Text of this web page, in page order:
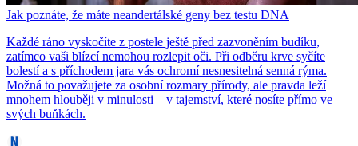
Jak poznáte, že máte neandertálské geny bez testu DNA
Každé ráno vyskočíte z postele ještě před zazvoněním budíku,
zatímco vaši blízcí nemohou rozlepit oči. Při odběru krve syčíte
bolestí a s příchodem jara vás ochromí nesnesitelná senná rýma.
Možná to považujete za osobní rozmary přírody, ale pravda leží
mnohem hlouběji v minulosti – v tajemství, které nosíte přímo ve
svých buňkách.